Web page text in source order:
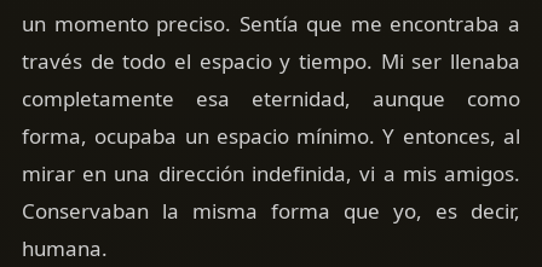
un momento preciso. Sentía que me encontraba a
través de todo el espacio y tiempo. Mi ser llenaba
completamente esa eternidad, aunque como
forma, ocupaba un espacio mínimo. Y entonces, al
mirar en una dirección indefinida, vi a mis amigos.
Conservaban la misma forma que yo, es decir,
humana.